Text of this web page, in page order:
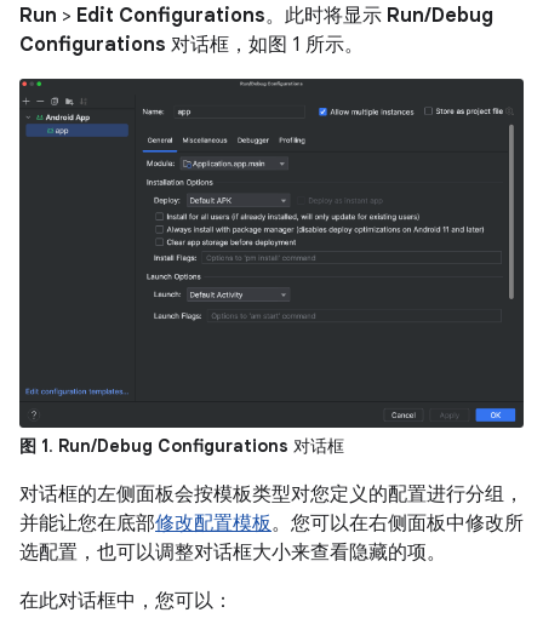
Run > Edit Configurations。此时将显示 Run/Debug
Configurations 对话框，如图 1 所示。
图 1. Run/Debug Configurations 对话框
对话框的左侧面板会按模板类型对您定义的配置进行分组，
并能让您在底部修改配置模板。您可以在右侧面板中修改所
选配置，也可以调整对话框大小来查看隐藏的项。
在此对话框中，您可以：